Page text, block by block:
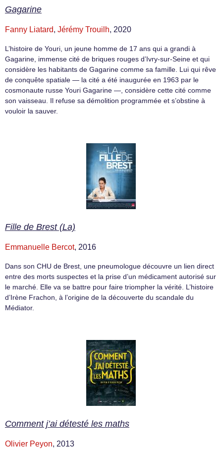
Gagarine
Fanny Liatard, Jérémy Trouilh, 2020
L’histoire de Youri, un jeune homme de 17 ans qui a grandi à
Gagarine, immense cité de briques rouges d’Ivry-sur-Seine et qui
considère les habitants de Gagarine comme sa famille. Lui qui rêve
de conquête spatiale — la cité a été inaugurée en 1963 par le
cosmonaute russe Youri Gagarine —, considère cette cité comme
son vaisseau. Il refuse sa démolition programmée et s’obstine à
vouloir la sauver.
Fille de Brest (La)
Emmanuelle Bercot, 2016
Dans son CHU de Brest, une pneumologue découvre un lien direct
entre des morts suspectes et la prise d’un médicament autorisé sur
le marché. Elle va se battre pour faire triompher la vérité. L’histoire
d’Irène Frachon, à l’origine de la découverte du scandale du
Médiator.
Comment j’ai détesté les maths
Olivier Peyon, 2013